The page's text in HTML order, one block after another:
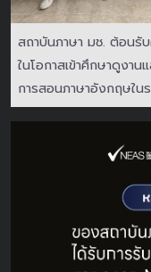
สถาบันภาษา มช. ต้อนรั
ในโอกาสเข้าศึกษาดูงาน
การสอนภาษาอังกฤษใน